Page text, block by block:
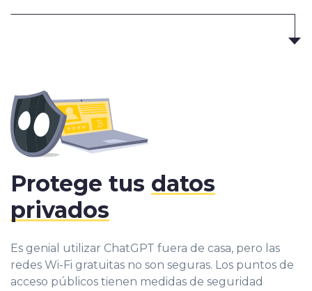
Es genial utilizar ChatGPT fuera de casa, pero las
redes Wi-Fi gratuitas no son seguras. Los puntos de
acceso públicos tienen medidas de seguridad
Protege tus datos
privados